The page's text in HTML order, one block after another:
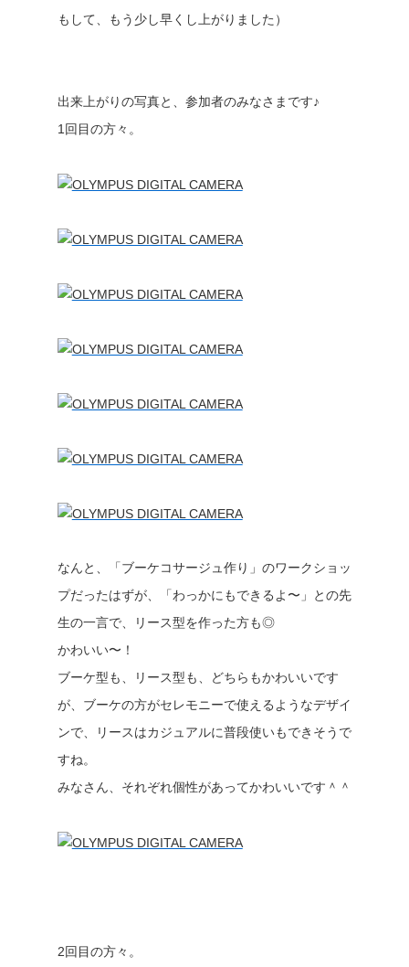
もして、もう少し早くし上がりました）
出来上がりの写真と、参加者のみなさまです♪
1回目の方々。
なんと、「ブーケコサージュ作り」のワークショッ
プだったはずが、「わっかにもできるよ〜」との先
生の一言で、リース型を作った方も◎
かわいい〜！
ブーケ型も、リース型も、どちらもかわいいです
が、ブーケの方がセレモニーで使えるようなデザイ
ンで、リースはカジュアルに普段使いもできそうで
すね。
みなさん、それぞれ個性があってかわいいです＾＾
2回目の方々。